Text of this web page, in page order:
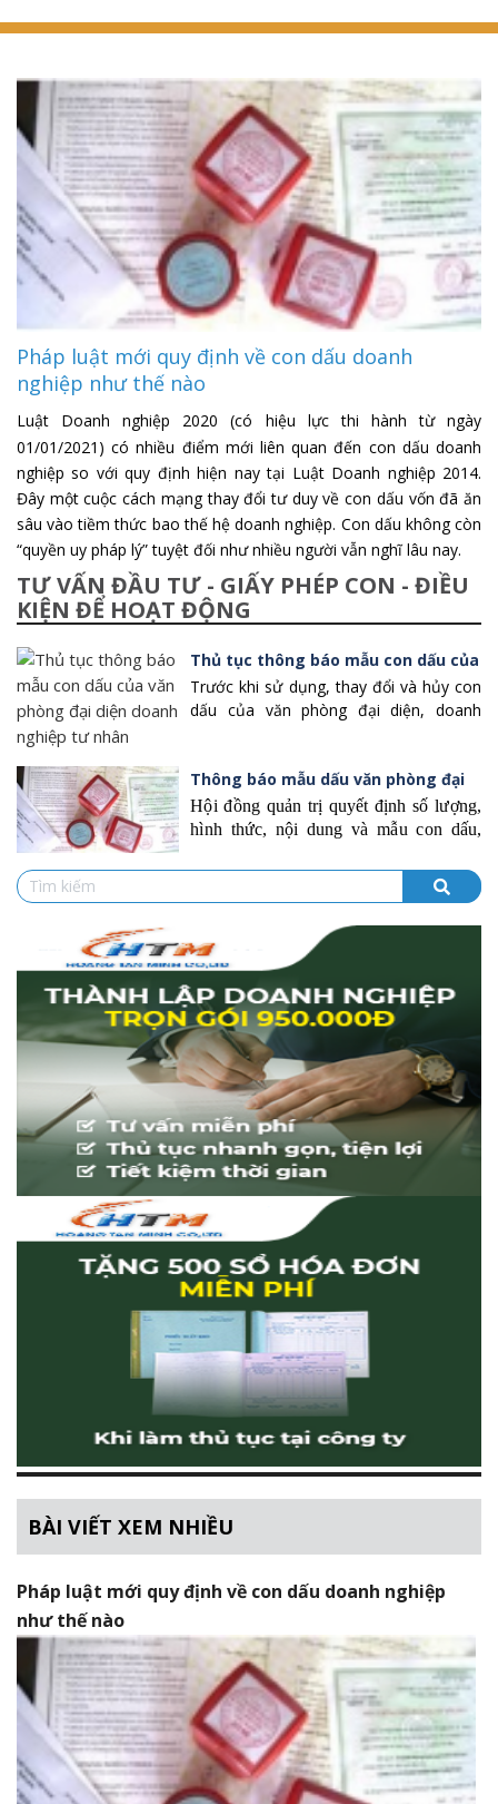
Pháp luật mới quy định về con dấu doanh
nghiệp như thế nào
Luật Doanh nghiệp 2020 (có hiệu lực thi hành từ ngày
01/01/2021) có nhiều điểm mới liên quan đến con dấu doanh
nghiệp so với quy định hiện nay tại Luật Doanh nghiệp 2014.
Đây một cuộc cách mạng thay đổi tư duy về con dấu vốn đã ăn
sâu vào tiềm thức bao thế hệ doanh nghiệp. Con dấu không còn
“quyền uy pháp lý” tuyệt đối như nhiều người vẫn nghĩ lâu nay.
TƯ VẤN ĐẦU TƯ - GIẤY PHÉP CON - ĐIỀU
KIỆN ĐỂ HOẠT ĐỘNG
Thủ tục thông báo mẫu con dấu của
văn phòng đại diện doanh nghiệp tư
nhân
Trước khi sử dụng, thay đổi và hủy con
dấu của văn phòng đại diện, doanh
công khai trên Cổng thông tin quốc gia
về đăng ký doanh nghiệp.
Thông báo mẫu dấu văn phòng đại
diện trong công ty cổ phần
Hội đồng quản trị quyết định số lượng,
hình thức, nội dung và mẫu con dấu,
phòng đại diện; trừ trường hợp Điều lệ
công ty có quy định khác. Nội dung
mẫu con dấu của văn phòng đại
diện phải có tên văn phòng đại diện.
BÀI VIẾT XEM NHIỀU
Pháp luật mới quy định về con dấu doanh nghiệp
như thế nào